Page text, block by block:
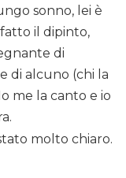
sonno, lei è
il dipinto,
di
di alcuno (chi la
me la canto e io
molto chiaro.